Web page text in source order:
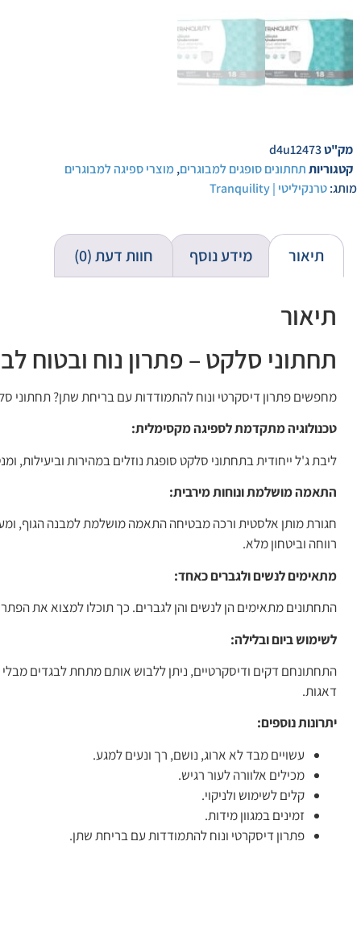
מק"טd4u12473
קטגוריותתחתונים סופגים למבוגרים,מוצרי ספיגה למבוגרים
מותג:טרנקיליטי | Tranquility
תיאור מידע נוסף חוות דעת (0)
תיאור
תחתוני סלקט – פתרון נוח ובטוח
מחפשים פתרון דיסקרטי ונוח להתמודדות עם בריחת שתן? תחתוני
טכנולוגיה מתקדמת לספיגה מקסימלית:
ליבת ג'ל ייחודית בתחתוני סלקט סופגת נוזלים במהירות וביעילות,
התאמה מושלמת ונוחות מירבית:
חגורת מותן אלסטית ורכה מבטיחה התאמה מושלמת למבנה הגוף,
רווחה וביטחון מלא.
מתאימים לנשים ולגברים כאחד:
התחתונים מתאימים הן לנשים והן לגברים. כך תוכלו למצוא את
לשימוש ביום ובלילה:
התחתונחם דקים ודיסקרטיים, ניתן ללבוש אותם מתחת לבגדים
דאגות.
יתרונות נוספים:
עשויים מבד לא ארוג, נושם, רך ונעים למגע.
מכילים אלוורה לעור רגיש.
קלים לשימוש ולניקוי.
זמינים במגוון מידות.
פתרון דיסקרטי ונוח להתמודדות עם בריחת שתן.